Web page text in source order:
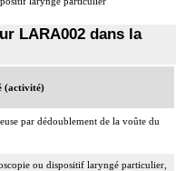
LARA002 dans la
(activité)
par dédoublement de la voûte du
ou dispositif laryngé particulier,